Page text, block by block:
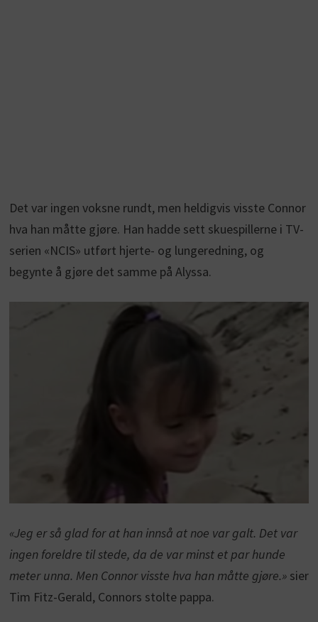
Det var ingen voksne rundt, men heldigvis visste Connor
hva han måtte gjøre. Han hadde sett skuespillerne i TV-
serien «NCIS» utført hjerte- og lungeredning, og
begynte å gjøre det samme på Alyssa.
«Jeg er så glad for at han innså at noe var galt. Det var
ingen foreldre til stede, da de var minst et par hunde
meter unna. Men Connor visste hva han måtte gjøre.»sier
Tim Fitz-Gerald, Connors stolte pappa.